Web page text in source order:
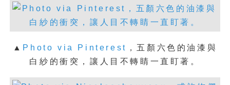
▲ Photo via Pinterest ， 五顏六色的油漆與
白紗的衝突，讓人目不轉睛一直盯著。